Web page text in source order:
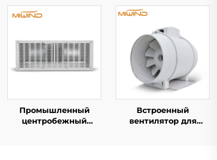
Промышленный
центробежный
Встроенный
вентилятор для